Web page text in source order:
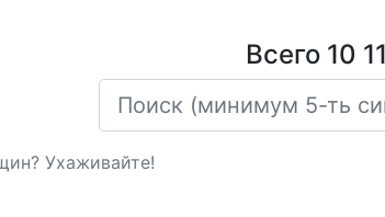
Всего 10
Ухаживайте!